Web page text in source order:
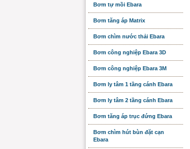
Bơm tự mồi Ebara
Bơm tăng áp Matrix
Bơm chìm nước thải Ebara
Bơm công nghiệp Ebara 3D
Bơm công nghiệp Ebara 3M
Bơm ly tâm 1 tầng cánh Ebara
Bơm ly tâm 2 tầng cánh Ebara
Bơm tăng áp trục đứng Ebara
Bơm chìm hút bùn đặt cạn
Ebara